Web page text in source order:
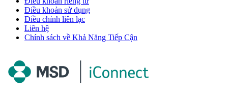
Điều khoản sử dụng
Điều chỉnh liên lạc
Liên hệ
Chính sách về Khả Năng Tiếp Cận